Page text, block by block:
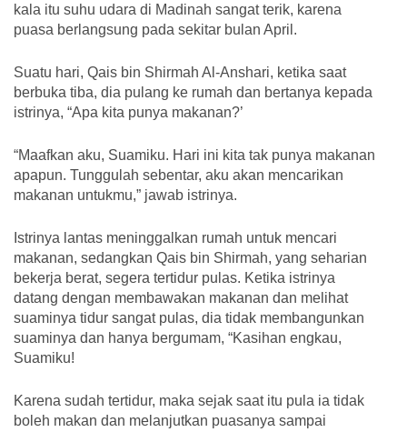
kala itu suhu udara di Madinah sangat terik, karena
puasa berlangsung pada sekitar bulan April.
Suatu hari, Qais bin Shirmah Al-Anshari, ketika saat
berbuka tiba, dia pulang ke rumah dan bertanya kepada
istrinya, “Apa kita punya makanan?’
“Maafkan aku, Suamiku. Hari ini kita tak punya makanan
apapun. Tunggulah sebentar, aku akan mencarikan
makanan untukmu,” jawab istrinya.
Istrinya lantas meninggalkan rumah untuk mencari
makanan, sedangkan Qais bin Shirmah, yang seharian
bekerja berat, segera tertidur pulas. Ketika istrinya
datang dengan membawakan makanan dan melihat
suaminya tidur sangat pulas, dia tidak membangunkan
suaminya dan hanya bergumam, “Kasihan engkau,
Suamiku!
Karena sudah tertidur, maka sejak saat itu pula ia tidak
boleh makan dan melanjutkan puasanya sampai